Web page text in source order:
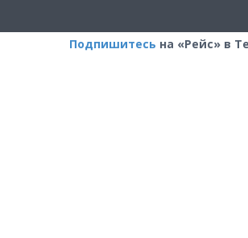
Подпишитесь на «Рейс» в